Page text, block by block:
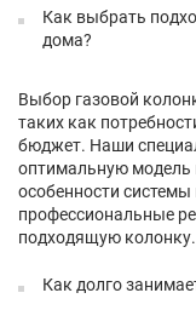
Как выбрать
дома?
Выбор газовой
таких как
бюджет. Наши
оптимальную модель
особенности
профессиональные
подходящую колонку.
Как долго